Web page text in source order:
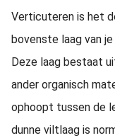
Verticuteren is het
bovenste laag van
Deze laag bestaat
ander organisch
ophoopt tussen de
dunne viltlaag is